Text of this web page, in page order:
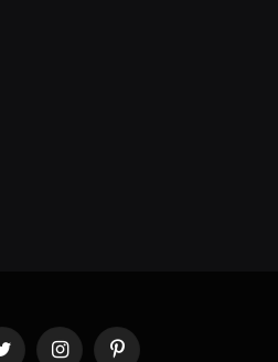
Twitter InstagramPinterest